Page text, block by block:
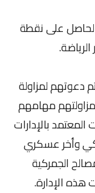
الحاصل على نقطة
دعوتهم لمزاولة
مهامهم
بالإدارات
وأخر عسكري
الجمركية
هذه الإدارة.